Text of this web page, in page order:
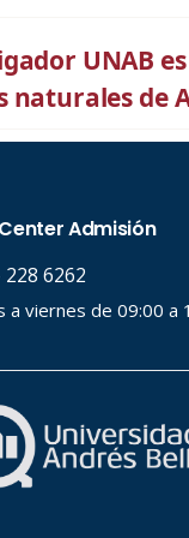
UNAB
naturales de